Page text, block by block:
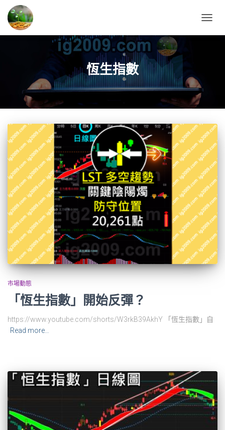
恆生指數
市場動態
「恆生指數」開始反彈？
https://www.youtube.com/shorts/W3rkB39AkhY 「恆生指數」自
Read more…